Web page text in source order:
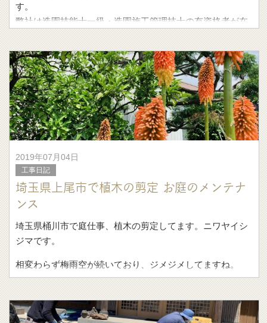
す。
弊社は造園技能士一級・造園施工管理技士の有資格者が在
未経験の方でも技術指導致しますので心配
2019年07月04日
工事日記
埼玉県上尾市で植木の剪定 お庭のメンテナ
ンス
埼玉県桶川市で庭仕事、植木の剪定してます。ニワヤイシ
ジマです。
相変わらず梅雨空が続いており、ジメジメしてますね。